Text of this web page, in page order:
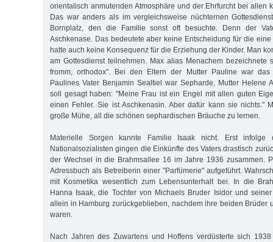
orientalisch anmutenden Atmosphäre und der Ehrfurcht bei allen
Das war anders als im vergleichsweise nüchternen
Bornplatz, den die Familie sonst oft besuchte. Denn der
Aschkenase. Das bedeutete aber keine Entscheidung für die
hatte auch keine Konsequenz für die Erziehung der Kinder. Man
am Gottesdienst teilnehmen. Max alias Menachem bezeichnete
fromm, orthodox". Bei den Eltern der Mutter Pauline war das
Paulines Vater Benjamin Sealtiel war Sepharde, Mutter Helene
soll gesagt haben: "Meine Frau ist ein Engel mit allen guten
einen Fehler. Sie ist Aschkenasin. Aber dafür kann sie nichts."
große Mühe, all die schönen sephardischen Bräuche zu lernen.
Materielle Sorgen kannte Familie Isaak nicht. Erst infolge
Nationalsozialisten gingen die Einkünfte des Vaters drastisch
der Wechsel in die Brahmsallee 16 im Jahre 1936 zusammen.
Adressbuch als Betreiberin einer "Parfümerie" aufgeführt.
mit Kosmetika wesentlich zum Lebensunterhalt bei. In die
Hanna Isaak, die Tochter von Michaels Bruder Isidor und
allein in Hamburg zurückgeblieben, nachdem ihre beiden Brüder
waren.
Nach Jahren des Zuwartens und Hoffens verdüsterte sich